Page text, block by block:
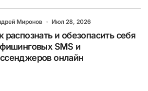
Миронов Июл 28, 2026
распознать и обезопасить себя
SMS и
онлайн